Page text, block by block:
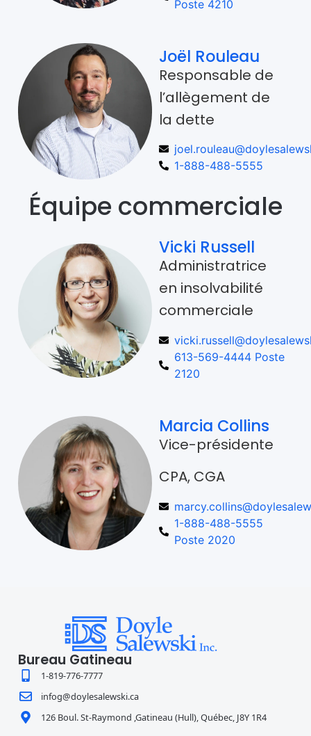
Poste 4210
Joël Rouleau
Responsable de
l’allègement de
la dette
1-888-488-5555
Équipe commerciale
Vicki Russell
Administratrice
en insolvabilité
commerciale
613-569-4444 Poste
2120
Marcia Collins
Vice-présidente
CPA, CGA
1-888-488-5555
Poste 2020
Bureau Gatineau
1-819-776-7777
infog@doylesalewski.ca
126 Boul. St-Raymond ,Gatineau (Hull), Québec, J8Y 1R4